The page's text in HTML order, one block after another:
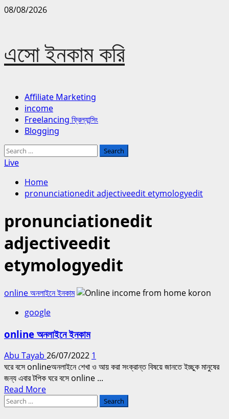
Skip
08/08/2026
এসো ইনকাম করি
Primary
Menu
Affiliate Marketing
income
Freelancing ফ্রিল্যান্সিং
Blogging
Search
for:
Live
Home
pronunciationedit adjectiveedit etymologyedit
pronunciationedit
adjectiveedit
etymologyedit
online অনলাইনে ইনকাম
google
online অনলাইনে ইনকাম
Abu Tayab 26/07/2022 1
ঘরে বসে onlineঅনলাইনে শেখা ও আয় করা সংক্রান্ত বিষয়ে জানতে ইচ্ছুক মানুষের
জন্য এবার টপিক ঘরে বসে online ...
Read MoreRead
Search